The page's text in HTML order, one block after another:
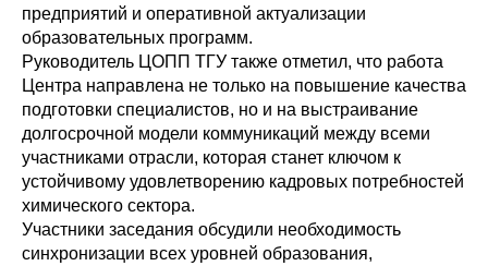
предприятий и оперативной актуализации
образовательных программ.
Руководитель ЦОПП ТГУ также отметил, что работа
Центра направлена не только на повышение качества
подготовки специалистов, но и на выстраивание
долгосрочной модели коммуникаций между всеми
участниками отрасли, которая станет ключом к
устойчивому удовлетворению кадровых потребностей
химического сектора.
Участники заседания обсудили необходимость
синхронизации всех уровней образования,